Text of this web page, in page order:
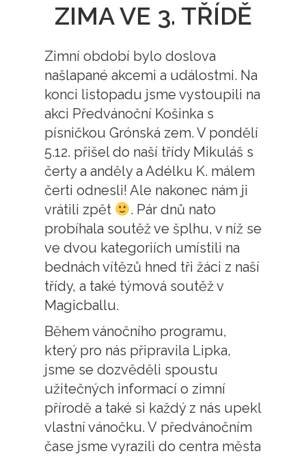
ZIMA VE 3. TŘÍDĚ
Zimní období bylo doslova
našlapané akcemi a událostmi. Na
konci listopadu jsme vystoupili na
akci Předvánoční Košinka s
písničkou Grónská zem. V pondělí
5.12. přišel do naší třídy Mikuláš s
čerty a anděly a Adélku K. málem
čerti odnesli! Ale nakonec nám ji
vrátili zpět
. Pár dnů nato
probíhala soutěž ve šplhu, v níž se
ve dvou kategoriích umístili na
bednách vítězů hned tři žáci z naší
třídy, a také týmová soutěž v
Magicballu.
Během vánočního programu,
který pro nás připravila Lipka,
jsme se dozvěděli spoustu
užitečných informací o zimní
přírodě a také si každý z nás upekl
vlastní vánočku. V předvánočním
čase jsme vyrazili do centra města